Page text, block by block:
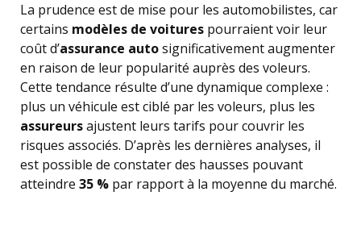
La prudence est de mise pour les automobilistes, car
certains modèles de voitures pourraient voir leur
coût d’assurance autosignificativement augmenter
en raison de leur popularité auprès des voleurs.
Cette tendance résulte d’une dynamique complexe :
plus un véhicule est ciblé par les voleurs, plus les
assureursajustent leurs tarifs pour couvrir les
risques associés. D’après les dernières analyses, il
est possible de constater des hausses pouvant
atteindre 35 % par rapport à la moyenne du marché.